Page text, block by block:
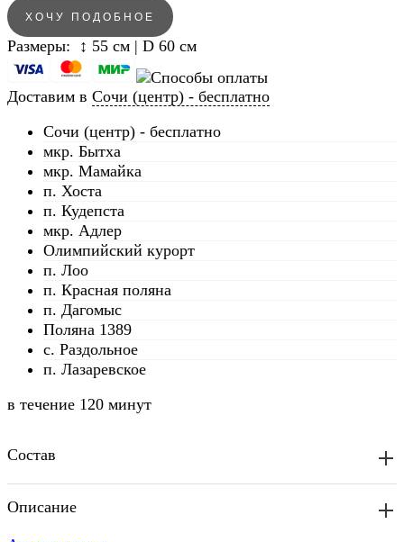
ХОЧУ ПОДОБНОЕ
Размеры: ↕ 55 см | D 60 см
Доставим в Сочи (центр) - бесплатно
Сочи (центр) - бесплатно
мкр. Бытха
мкр. Мамайка
п. Хоста
п. Кудепста
мкр. Адлер
Олимпийский курорт
п. Лоо
п. Красная поляна
п. Дагомыс
Поляна 1389
с. Раздольное
п. Лазаревское
в течение 120 минут
Состав
Описание